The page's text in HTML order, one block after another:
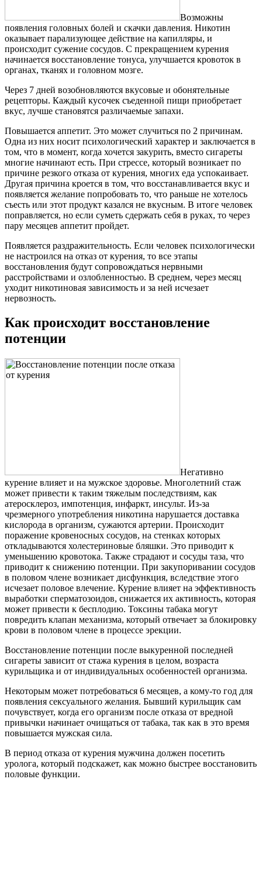
Возможны
появления головных болей и скачки давления. Никотин
оказывает парализующее действие на капилляры, и
происходит сужение сосудов. С прекращением курения
начинается восстановление тонуса, улучшается кровоток в
органах, тканях и головном мозге.
Через 7 дней возобновляются вкусовые и обонятельные
рецепторы. Каждый кусочек съеденной пищи приобретает
вкус, лучше становятся различаемые запахи.
Повышается аппетит. Это может случиться по 2 причинам.
Одна из них носит психологический характер и заключается в
том, что в момент, когда хочется закурить, вместо сигареты
многие начинают есть. При стрессе, который возникает по
причине резкого отказа от курения, многих еда успокаивает.
Другая причина кроется в том, что восстанавливается вкус и
появляется желание попробовать то, что раньше не хотелось
съесть или этот продукт казался не вкусным. В итоге человек
поправляется, но если суметь сдержать себя в руках, то через
пару месяцев аппетит пройдет.
Появляется раздражительность. Если человек психологически
не настроился на отказ от курения, то все этапы
восстановления будут сопровождаться нервными
расстройствами и озлобленностью. В среднем, через месяц
уходит никотиновая зависимость и за ней исчезает
нервозность.
Как происходит восстановление
потенции
Негативно
курение влияет и на мужское здоровье. Многолетний стаж
может привести к таким тяжелым последствиям, как
атеросклероз, импотенция, инфаркт, инсульт. Из-за
чрезмерного употребления никотина нарушается доставка
кислорода в организм, сужаются артерии. Происходит
поражение кровеносных сосудов, на стенках которых
откладываются холестериновые бляшки. Это приводит к
уменьшению кровотока. Также страдают и сосуды таза, что
приводит к снижению потенции. При закупоривании сосудов
в половом члене возникает дисфункция, вследствие этого
исчезает половое влечение. Курение влияет на эффективность
выработки сперматозоидов, снижается их активность, которая
может привести к бесплодию. Токсины табака могут
повредить клапан механизма, который отвечает за блокировку
крови в половом члене в процессе эрекции.
Восстановление потенции после выкуренной последней
сигареты зависит от стажа курения в целом, возраста
курильщика и от индивидуальных особенностей организма.
Некоторым может потребоваться 6 месяцев, а кому-то год для
появления сексуального желания. Бывший курильщик сам
почувствует, когда его организм после отказа от вредной
привычки начинает очищаться от табака, так как в это время
повышается мужская сила.
В период отказа от курения мужчина должен посетить
уролога, который подскажет, как можно быстрее восстановить
половые функции.